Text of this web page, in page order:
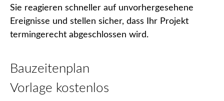
Sie reagieren schneller auf unvorhergesehene
Ereignisse und stellen sicher, dass Ihr Projekt
termingerecht abgeschlossen wird.
Bauzeitenplan
Vorlage kostenlos